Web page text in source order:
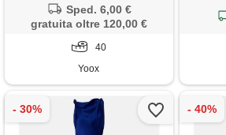
Sped. 6,00 €
gratuita oltre 120,00 €
40
Yoox